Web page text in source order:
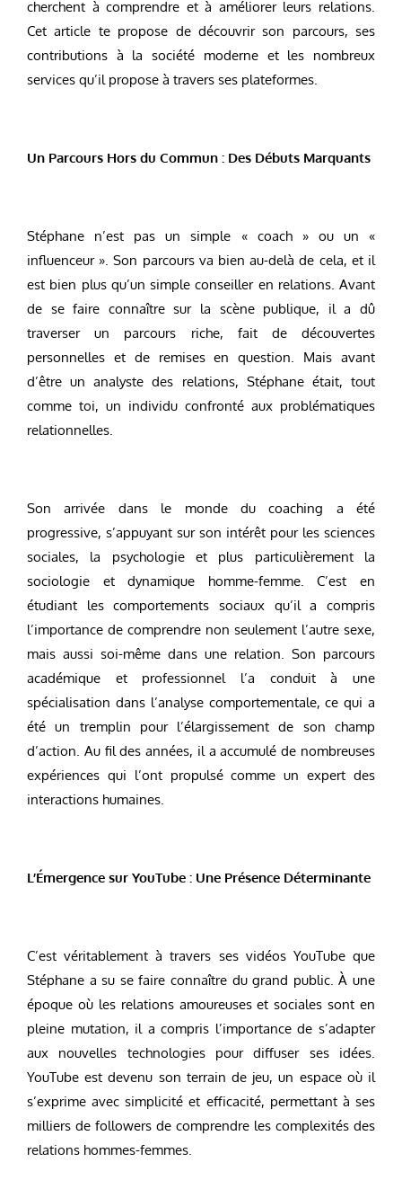
cherchent à comprendre et à améliorer leurs relations.
Cet article te propose de découvrir son parcours, ses
contributions à la société moderne et les nombreux
services qu’il propose à travers ses plateformes.
Un Parcours Hors du Commun : Des Débuts Marquants
Stéphane n’est pas un simple « coach » ou un «
influenceur ». Son parcours va bien au-delà de cela, et il
est bien plus qu’un simple conseiller en relations. Avant
de se faire connaître sur la scène publique, il a dû
traverser un parcours riche, fait de découvertes
personnelles et de remises en question. Mais avant
d’être un analyste des relations, Stéphane était, tout
comme toi, un individu confronté aux problématiques
relationnelles.
Son arrivée dans le monde du coaching a été
progressive, s’appuyant sur son intérêt pour les sciences
sociales, la psychologie et plus particulièrement la
sociologie et dynamique homme-femme. C’est en
étudiant les comportements sociaux qu’il a compris
l’importance de comprendre non seulement l’autre sexe,
mais aussi soi-même dans une relation. Son parcours
académique et professionnel l’a conduit à une
spécialisation dans l’analyse comportementale, ce qui a
été un tremplin pour l’élargissement de son champ
d’action. Au fil des années, il a accumulé de nombreuses
expériences qui l’ont propulsé comme un expert des
interactions humaines.
L’Émergence sur YouTube : Une Présence Déterminante
C’est véritablement à travers ses vidéos YouTube que
Stéphane a su se faire connaître du grand public. À une
époque où les relations amoureuses et sociales sont en
pleine mutation, il a compris l’importance de s’adapter
aux nouvelles technologies pour diffuser ses idées.
YouTube est devenu son terrain de jeu, un espace où il
s’exprime avec simplicité et efficacité, permettant à ses
milliers de followers de comprendre les complexités des
relations hommes-femmes.